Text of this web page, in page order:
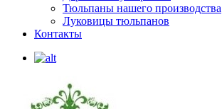
Тюльпаны нашего производства
Луковицы тюльпанов
Контакты